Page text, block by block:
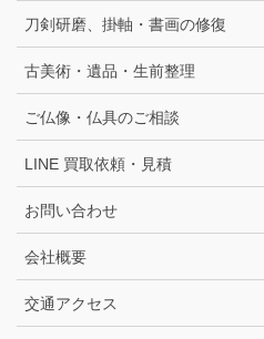
刀剣研磨、掛軸・書画の修復
古美術・遺品・生前整理
ご仏像・仏具のご相談
LINE 買取依頼・見積
お問い合わせ
会社概要
交通アクセス